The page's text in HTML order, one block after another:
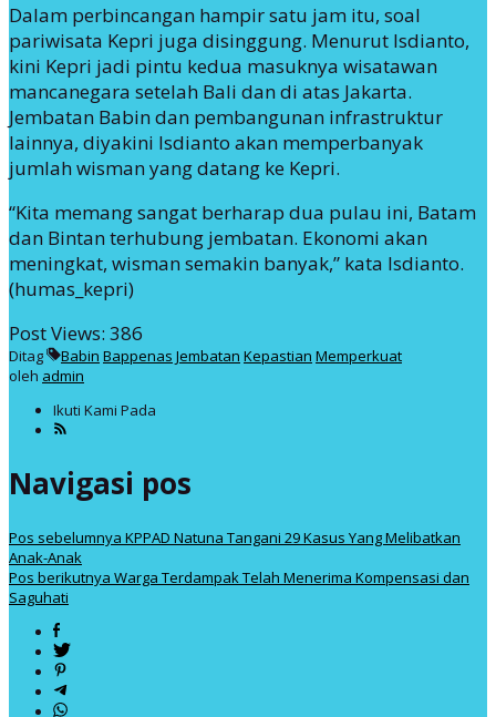
Dalam perbincangan hampir satu jam itu, soal
pariwisata Kepri juga disinggung. Menurut Isdianto,
kini Kepri jadi pintu kedua masuknya wisatawan
mancanegara setelah Bali dan di atas Jakarta.
Jembatan Babin dan pembangunan infrastruktur
lainnya, diyakini Isdianto akan memperbanyak
jumlah wisman yang datang ke Kepri.
“Kita memang sangat berharap dua pulau ini, Batam
dan Bintan terhubung jembatan. Ekonomi akan
meningkat, wisman semakin banyak,” kata Isdianto.
(humas_kepri)
Post Views: 386
Ditag Babin Bappenas Jembatan Kepastian Memperkuat
oleh admin
Ikuti Kami Pada
Navigasi pos
Pos sebelumnya KPPAD Natuna Tangani 29 Kasus Yang Melibatkan
Anak-Anak
Pos berikutnya Warga Terdampak Telah Menerima Kompensasi dan
Saguhati